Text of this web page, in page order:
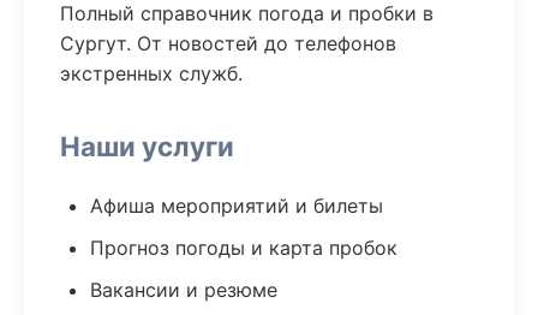
Полный справочник погода и пробки в
Сургут. От новостей до телефонов
экстренных служб.
Наши услуги
Афиша мероприятий и билеты
Прогноз погоды и карта пробок
Вакансии и резюме